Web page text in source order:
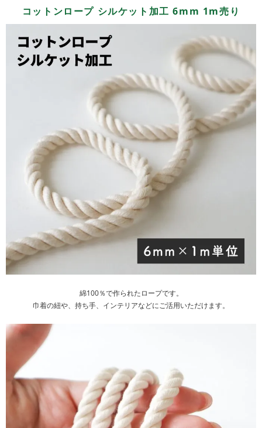
コットンロープ シルケット加工 6mm 1m売り
綿100％で作られたロープです。
巾着の紐や、持ち手、インテリアなどにご活用いただけます。